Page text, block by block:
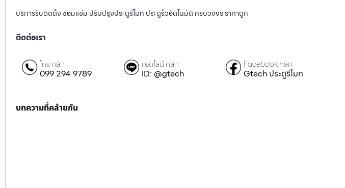
บริการรับติดตั้ง ซ่อมแซ่ม ปรับปรุงประตูรีโมท ประตูรั้วอัตโนมัติ ครบวงจร ราคาถูก
ติดต่อเรา
โทร คลิก
099 294 9789
แอดไลน์ คลิก
ID: @gtech
Facebook คลิก
Gtech ประตูรีโมท
บทความที่คล้ายกัน